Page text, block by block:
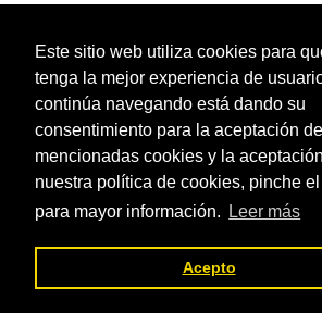
Este sitio web utiliza cookies para
tenga la mejor experiencia de
continúa navegando está dando su
consentimiento para la aceptación
mencionadas cookies y la
nuestra política de cookies, pinche
para mayor información.
Leer más
Acepto
Evaluación en
Criterios de evaluación en
Rúbricas de evaluación en
El valor de la Educación Física © 2026